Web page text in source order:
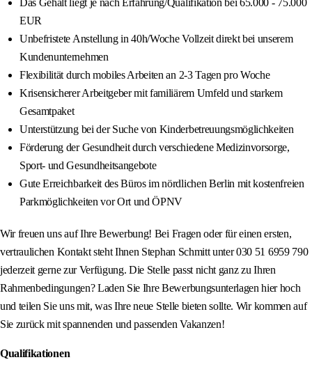
Das Gehalt liegt je nach Erfahrung/Qualifikation bei 65.000 - 75.000
EUR
Unbefristete Anstellung in 40h/Woche Vollzeit direkt bei unserem
Kundenunternehmen
Flexibilität durch mobiles Arbeiten an 2-3 Tagen pro Woche
Krisensicherer Arbeitgeber mit familiärem Umfeld und starkem
Gesamtpaket
Unterstützung bei der Suche von Kinderbetreuungsmöglichkeiten
Förderung der Gesundheit durch verschiedene Medizinvorsorge,
Sport- und Gesundheitsangebote
Gute Erreichbarkeit des Büros im nördlichen Berlin mit kostenfreien
Parkmöglichkeiten vor Ort und ÖPNV
Wir freuen uns auf Ihre Bewerbung! Bei Fragen oder für einen ersten,
vertraulichen Kontakt steht Ihnen Stephan Schmitt unter 030 51 6959 790
jederzeit gerne zur Verfügung. Die Stelle passt nicht ganz zu Ihren
Rahmenbedingungen? Laden Sie Ihre Bewerbungsunterlagen hier hoch
und teilen Sie uns mit, was Ihre neue Stelle bieten sollte. Wir kommen auf
Sie zurück mit spannenden und passenden Vakanzen!
Qualifikationen